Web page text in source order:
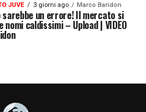
ed è quello che
spirito,
nella ricerca della sfida.
Juventus Museum. La
persone che hanno
JUVE 3 giorni ago Marco Baridon
sarebbe un errore! Il mercato si
caldissimi – Upload | VIDEO